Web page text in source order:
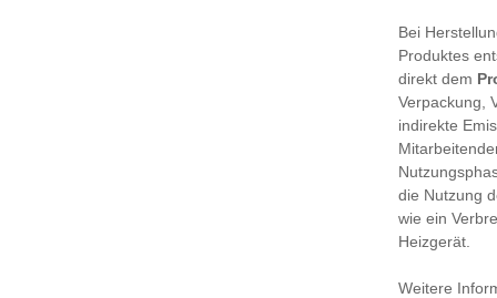
Bei
Produktes
direkt dem
Verpackung,
indirekte
die Nutzung
wie ein
Heizgerät.
Weitere